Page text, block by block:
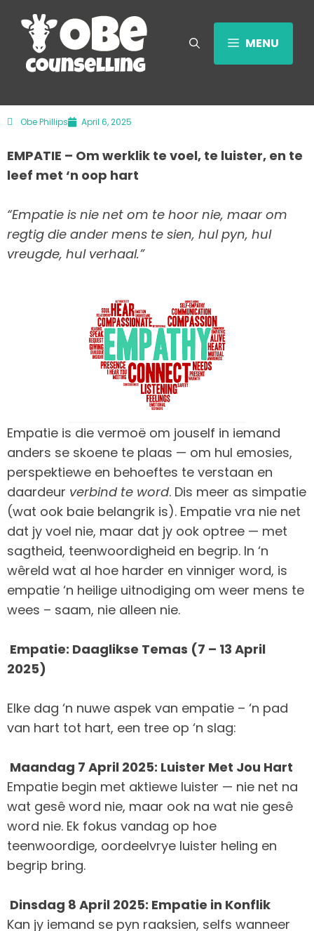
MENU
Obe Phillips April 6, 2025
EMPATIE – Om werklik te voel, te luister, en te
leef met ‘n oop hart
“Empatie is nie net om te hoor nie, maar om
regtig die ander mens te sien, hul pyn, hul
vreugde, hul verhaal.”
Empatie is die vermoë om jouself in iemand
anders se skoene te plaas — om hul emosies,
perspektiewe en behoeftes te verstaan en
daardeur verbind te word. Dis meer as simpatie
(wat ook baie belangrik is). Empatie vra nie net
dat jy voel nie, maar dat jy ook optree — met
sagtheid, teenwoordigheid en begrip. In ‘n
wêreld wat al hoe harder en vinniger word, is
empatie ‘n heilige uitnodiging om weer mens te
wees – saam, nie alleen nie.
Empatie: Daaglikse Temas (7 – 13 April
2025)
Elke dag ‘n nuwe aspek van empatie – ‘n pad
van hart tot hart, een tree op ‘n slag:
Maandag 7 April 2025: Luister Met Jou Hart
Empatie begin met aktiewe luister — nie net na
wat gesê word nie, maar ook na wat nie gesê
word nie. Ek fokus vandag op hoe
teenwoordige, oordeelvrye luister heling en
begrip bring.
Dinsdag 8 April 2025: Empatie in Konflik
Kan jy iemand se pyn raaksien, selfs wanneer